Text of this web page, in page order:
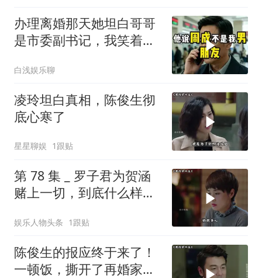
办理离婚那天她坦白哥哥
是市委副书记，我笑着打
白浅娱乐聊
凌玲坦白真相，陈俊生彻
底心寒了
星星聊娱 1跟贴
第 78 集 _ 罗子君为贺涵
赌上一切，到底什么样的
拿自己的前途去冒险
娱乐人物头条 1跟贴
陈俊生的报应终于来了！
一顿饭，撕开了再婚家庭